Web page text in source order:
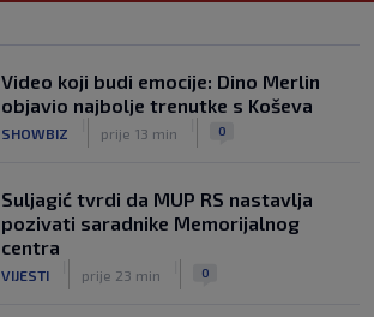
pola u ženskom tenisu
TENIS
|
prije 3 h
| 0
Video koji budi emocije: Dino Merlin
objavio najbolje trenutke s Koševa
SHOWBIZ prije 13 min 0
Suljagić tvrdi da MUP RS nastavlja
pozivati saradnike Memorijalnog
centra
VIJESTI prije 23 min 0